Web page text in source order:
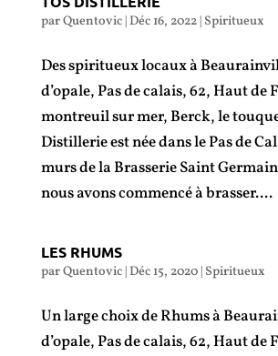
parQuentovic| Déc 16, 2022| Spiritueux
Des spiritueux locaux à
d’opale, Pas de calais, 62, Haut de
montreuil sur mer, Berck, le
Distillerie est née dans le Pas de
murs de la Brasserie Saint
nous avons commencé à brasser....
LES RHUMS
parQuentovic| Déc 15, 2020| Spiritueux
Un large choix de Rhums à
d’opale, Pas de calais, 62, Haut de